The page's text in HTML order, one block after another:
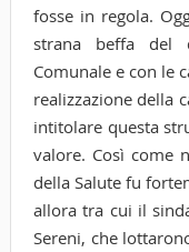
fosse in regola.
strana beffa del
Comunale e con le
realizzazione della
intitolare questa
valore. Così come
della Salute fu
allora tra cui il
Sereni, che